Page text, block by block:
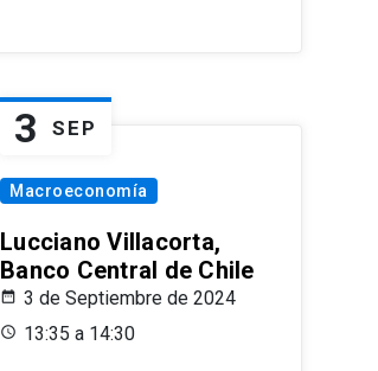
3 SEP
Macroeconomía
Lucciano Villacorta,
Banco Central de Chile
3 de Septiembre de 2024
13:35 a 14:30